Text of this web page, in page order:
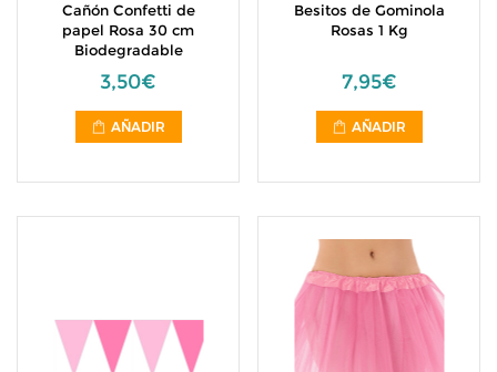
Cañón Confetti de
papel Rosa 30 cm
Biodegradable
3,50€
AÑADIR
Besitos de Gominola
Rosas 1 Kg
7,95€
AÑADIR